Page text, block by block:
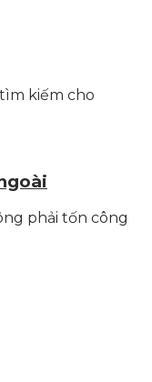
kiếm cho
phải tốn công